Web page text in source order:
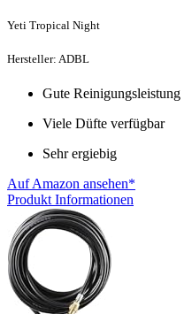
Yeti Tropical Night
Hersteller: ADBL
Gute Reinigungsleistung
Viele Düfte verfügbar
Sehr ergiebig
Auf Amazon ansehen*
Produkt Informationen